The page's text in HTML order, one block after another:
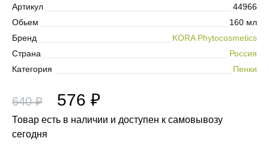
Артикул
44966
Обьем
160 мл
Бренд
KORA Phytocosmetics
Страна
Россия
Категория
Пенки
640 ₽ 576 ₽
Товар есть в наличии и доступен к самовывозу
сегодня